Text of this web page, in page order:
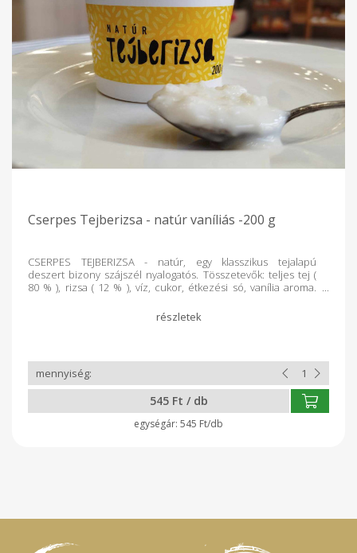
Cserpes Tejberizsa - natúr vaníliás -200 g
CSERPES TEJBERIZSA - natúr, egy klasszikus tejalapú
deszert bizony szájszél nyalogatós. Tösszetevők: teljes tej (
80 % ), rizsa ( 12 % ), víz, cukor, étkezési só, vanília aroma.
Zsír: 3,2g, - ameéyből telített zsírsav: 2,2 g, Szénhidrát: 17g, -
ameéyből cukor: 6,6g, Rost: 1,1g, Fehérje: 3,3g, Só: 0,21g
545 Ft / db
545 Ft/db